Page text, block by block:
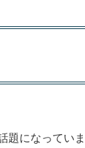
題になってい